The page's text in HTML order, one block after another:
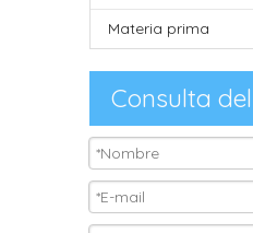
Materia prima
Consulta